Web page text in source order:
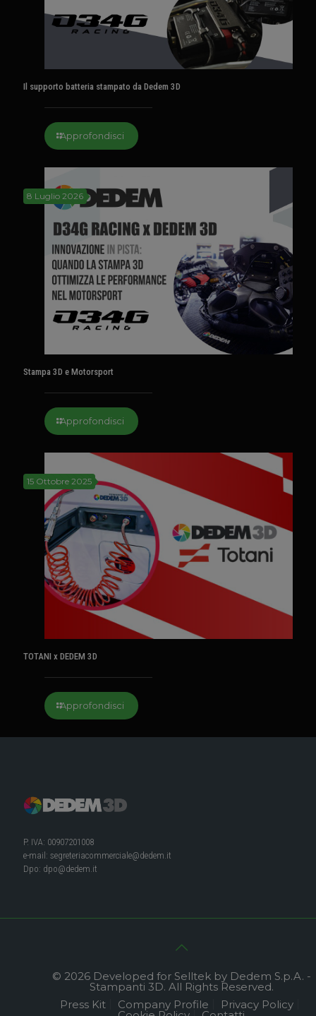
Il supporto batteria stampato da Dedem 3D
Approfondisci
8 Luglio 2026
Stampa 3D e Motorsport
Approfondisci
15 Ottobre 2025
TOTANI x DEDEM 3D
Approfondisci
P. IVA: 00907201008
e-mail: segreteriacommerciale@dedem.it
Dpo: dpo@dedem.it
© 2026 Developed for Selltek by Dedem S.p.A. -
Stampanti 3D. All Rights Reserved.
Press Kit
Company Profile Privacy Policy